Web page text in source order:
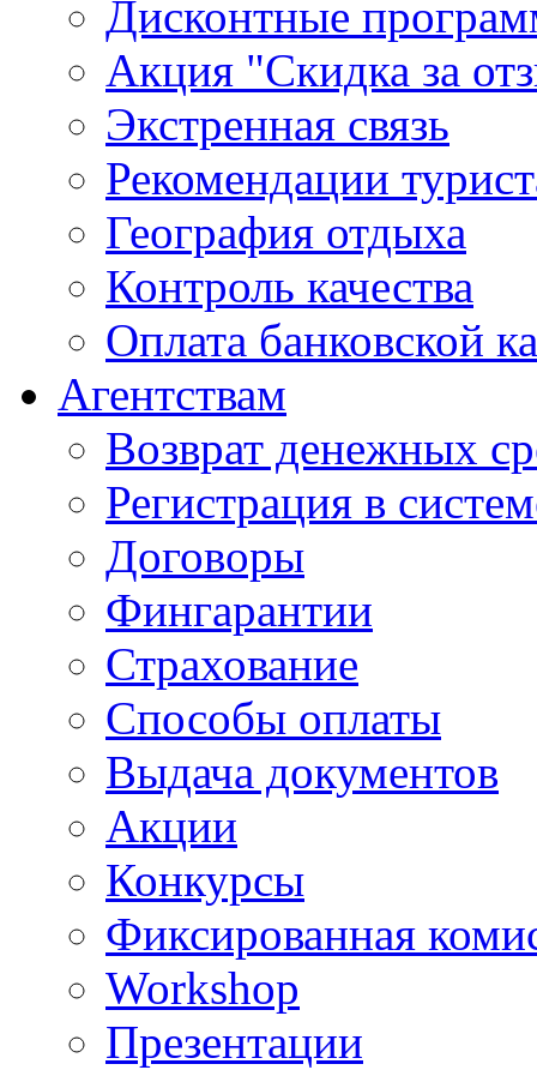
Дисконтные
Акция "Скидка за
Экстренная связь
Рекомендации
География отдыха
Контроль качества
Оплата банковской
Агентствам
Возврат денежных
Регистрация в
Договоры
Фингарантии
Страхование
Способы оплаты
Выдача документов
Акции
Конкурсы
Фиксированная
Workshop
Презентации